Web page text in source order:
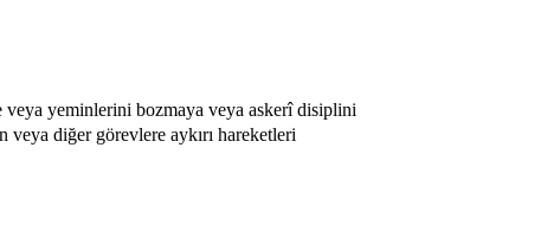
veya yeminlerini bozmaya veya askerî disiplini
diğer görevlere aykırı hareketleri